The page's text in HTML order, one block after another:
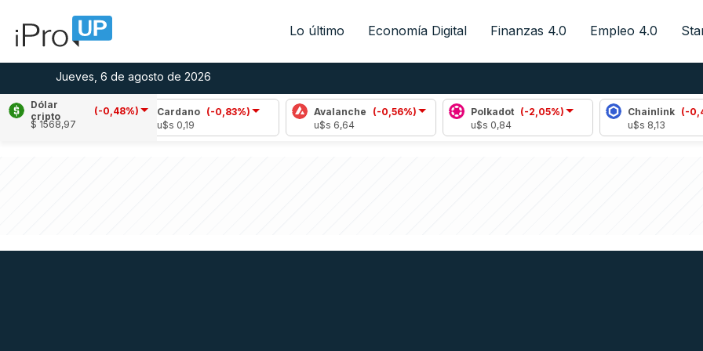
Lo último Economía Digital Finanzas 4.0 Empleo 4.0
Jueves, 6 de agosto de 2026
Dólar
cripto
(-0,48%)
$ 1568,97
Cardano
(-0,83%)
Avalanche (-0,56%)
Polkadot
(-2,05%)
Chainlink (-0,42%)